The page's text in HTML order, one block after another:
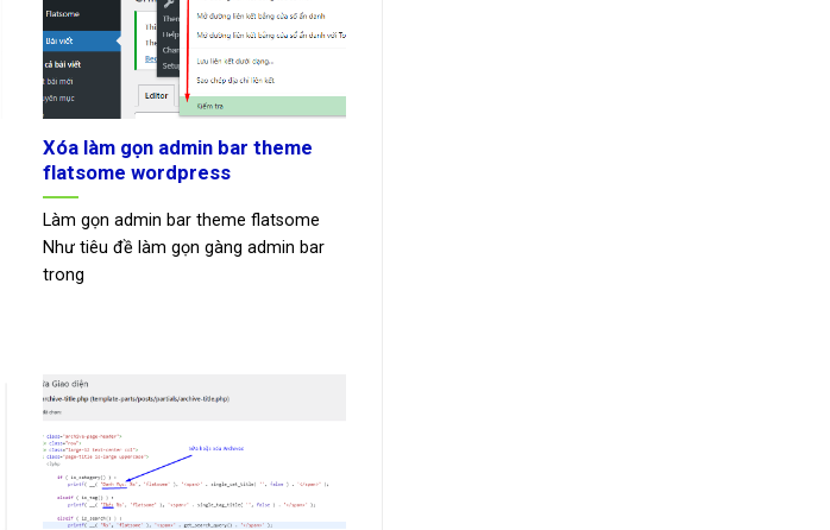
Xóa làm gọn admin bar theme
flatsome wordpress
Làm gọn admin bar theme flatsome
Như tiêu đề làm gọn gàng admin bar
trong